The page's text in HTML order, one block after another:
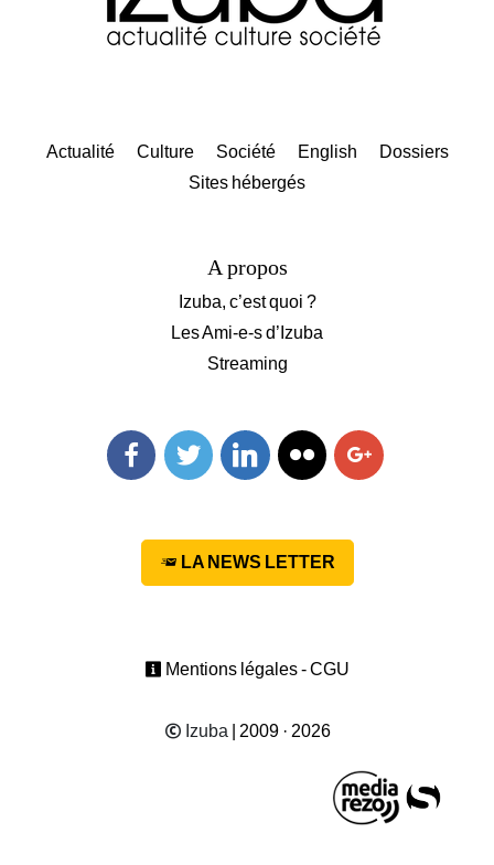
Actualité Culture Société English
Dossiers
Sites hébergés
A propos
Izuba, c’est quoi ?
Les Ami-e-s d’Izuba
Streaming
LA NEWS LETTER
Mentions légales - CGU
Izuba | 2009 · 2026